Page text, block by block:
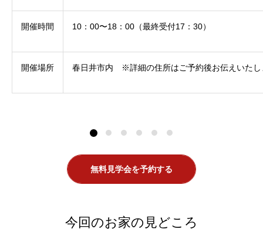
開催時間 10：00〜18：00（最終受付17：30）
開催場所 春日井市内 ※詳細の住所はご予約後お伝えいたし
無料見学会を予約する
今回のお家の見どころ